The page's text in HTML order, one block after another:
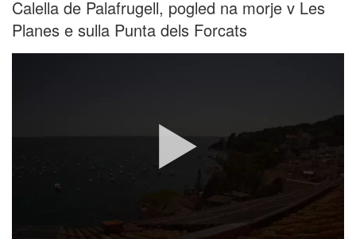
Calella de Palafrugell, pogled na morje v Les
Planes e sulla Punta dels Forcats